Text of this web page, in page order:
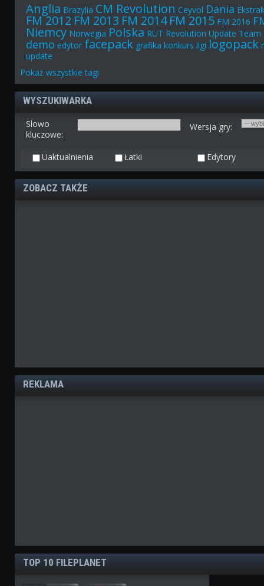
Anglia Brazylia CM Revolution Ceyvol Dania
FM 2012 FM 2013 FM 2014 FM 2015 FM 2016
Niemcy Norwegia Polska RUT Revolution Update Team
demo edytor facepack grafika konkurs ligi logopack
update
Pokażwszystkie tagi
WYSZUKIWARKA
Slowo
kluczowe:
Wersja gry:
Uaktualnienia Łatki Edytory
ZOBACZ TAKŻE
REKLAMA
TOP 10 FILEPLANET